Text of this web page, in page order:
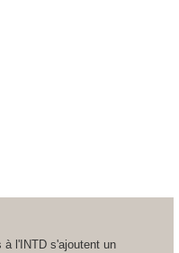
l'INTD s'ajoutent un